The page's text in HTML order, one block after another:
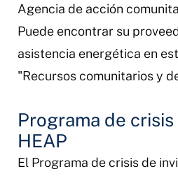
Agencia de acción
Puede encontrar su
asistencia energética en
"Recursos comunitarios y
Programa de
HEAP
El Programa de crisis de